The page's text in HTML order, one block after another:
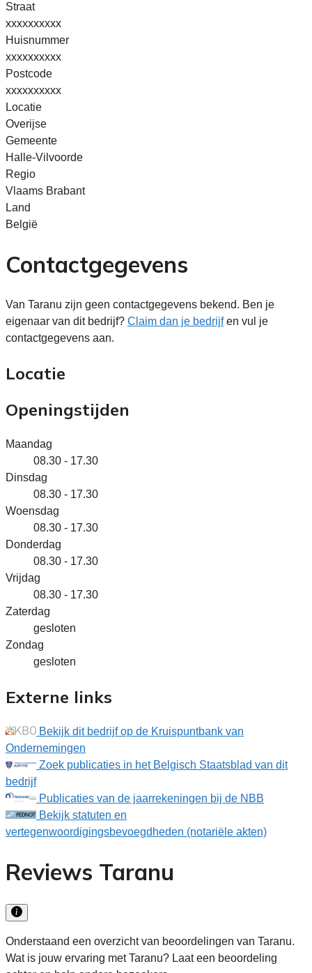
Straat
xxxxxxxxxx
Huisnummer
xxxxxxxxxx
Postcode
xxxxxxxxxx
Locatie
Overijse
Gemeente
Halle-Vilvoorde
Regio
Vlaams Brabant
Land
België
Contactgegevens
Van Taranu zijn geen contactgegevens bekend. Ben je
eigenaar van dit bedrijf? Claim dan je bedrijfen vul je
contactgegevens aan.
Locatie
Openingstijden
Maandag
08.30 - 17.30
Dinsdag
08.30 - 17.30
Woensdag
08.30 - 17.30
Donderdag
08.30 - 17.30
Vrijdag
08.30 - 17.30
Zaterdag
gesloten
Zondag
gesloten
Externe links
Bekijk dit bedrijf op de Kruispuntbank van
Ondernemingen
Zoek publicaties in het Belgisch Staatsblad van dit
bedrijf
Publicaties van de jaarrekeningen bij de NBB
Bekijk statuten en
vertegenwoordigingsbevoegdheden (notariële akten)
Reviews Taranu
Onderstaand een overzicht van beoordelingen van Taranu.
Wat is jouw ervaring met Taranu? Laat een beoordeling